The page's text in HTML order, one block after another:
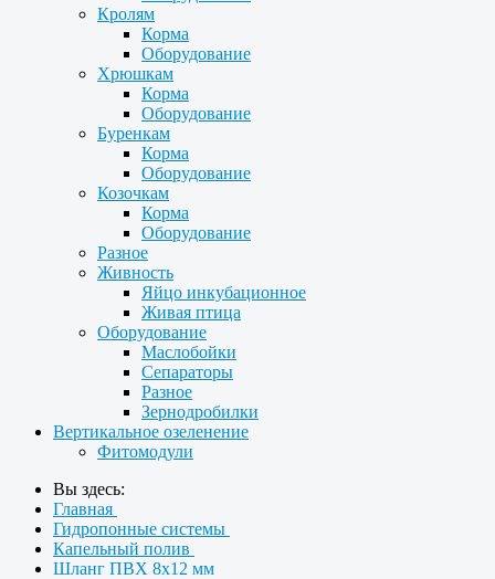
Кролям
Корма
Оборудование
Хрюшкам
Корма
Оборудование
Буренкам
Корма
Оборудование
Козочкам
Корма
Оборудование
Разное
Живность
Яйцо инкубационное
Живая птица
Оборудование
Маслобойки
Сепараторы
Разное
Зернодробилки
Вертикальное озеленение
Фитомодули
Вы здесь:
Главная
Гидропонные системы
Капельный полив
Шланг ПВХ 8x12 мм